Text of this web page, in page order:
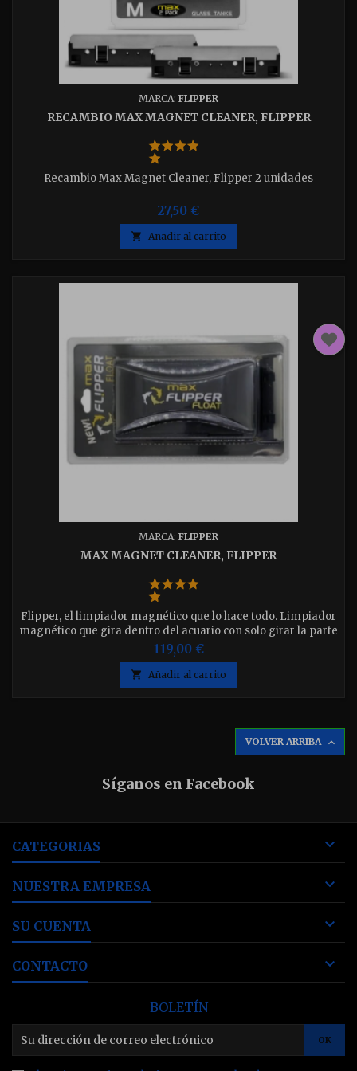
MARCA: FLIPPER
RECAMBIO MAX MAGNET CLEANER, FLIPPER
Recambio Max Magnet Cleaner, Flipper 2 unidades
27,50 €
 Añadir al carrito
MARCA: FLIPPER
MAX MAGNET CLEANER, FLIPPER
Flipper, el limpiador magnético que lo hace todo. Limpiador
magnético que gira dentro del acuario con solo girar la parte
exterior.
119,00 €
 Añadir al carrito
VOLVER ARRIBA 
Síganos en Facebook
CATEGORIAS 
NUESTRA EMPRESA 
SU CUENTA 
CONTACTO 
BOLETÍN